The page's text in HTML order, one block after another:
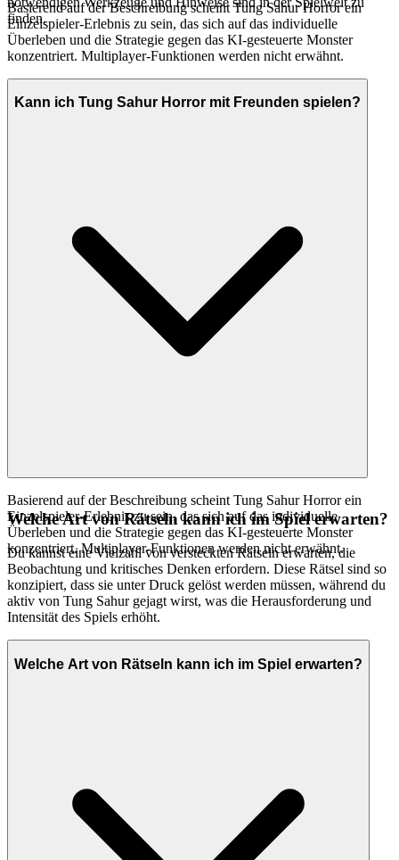
finden.
Basierend auf der Beschreibung scheint Tung Sahur Horror ein
Einzelspieler-Erlebnis zu sein, das sich auf das individuelle
Überleben und die Strategie gegen das KI-gesteuerte Monster
konzentriert. Multiplayer-Funktionen werden nicht erwähnt.
Kann ich Tung Sahur Horror mit Freunden spielen?
Basierend auf der Beschreibung scheint Tung Sahur Horror ein
Einzelspieler-Erlebnis zu sein, das sich auf das individuelle
Überleben und die Strategie gegen das KI-gesteuerte Monster
konzentriert. Multiplayer-Funktionen werden nicht erwähnt.
Welche Art von Rätseln kann ich im Spiel erwarten?
Du kannst eine Vielzahl von versteckten Rätseln erwarten, die
Beobachtung und kritisches Denken erfordern. Diese Rätsel sind so
konzipiert, dass sie unter Druck gelöst werden müssen, während du
aktiv von Tung Sahur gejagt wirst, was die Herausforderung und
Intensität des Spiels erhöht.
Welche Art von Rätseln kann ich im Spiel erwarten?